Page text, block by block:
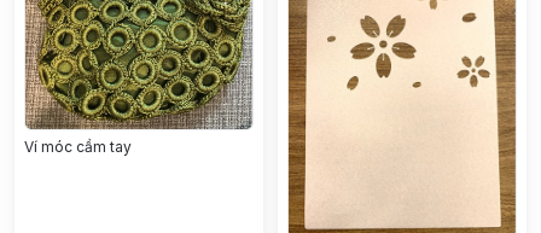
Ví móc cầm tay